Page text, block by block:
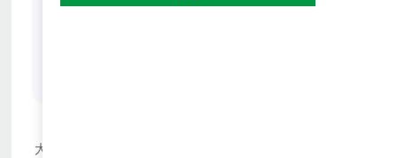
大国工业崛起-回望民族振兴